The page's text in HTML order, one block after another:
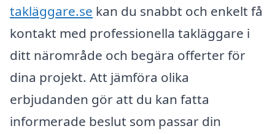
takläggare.se kan du snabbt och enkelt få
kontakt med professionella takläggare i
ditt närområde och begära offerter för
dina projekt. Att jämföra olika
erbjudanden gör att du kan fatta
informerade beslut som passar din